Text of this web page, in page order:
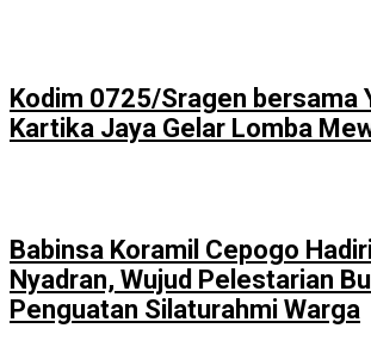
Kodim 0725/Sragen bersama
Kartika Jaya Gelar Lomba
Babinsa Koramil Cepogo
Nyadran, Wujud Pelestarian
Penguatan Silaturahmi Warga